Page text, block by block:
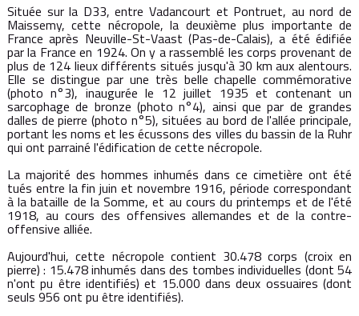
Située sur la D33, entre Vadancourt et Pontruet, au nord de
Maissemy, cette nécropole, la deuxième plus importante de
France après Neuville-St-Vaast (Pas-de-Calais), a été édifiée
par la France en 1924. On y a rassemblé les corps provenant de
plus de 124 lieux différents situés jusqu'à 30 km aux alentours.
Elle se distingue par une très belle chapelle commémorative
(photo n°3), inaugurée le 12 juillet 1935 et contenant un
sarcophage de bronze (photo n°4), ainsi que par de grandes
dalles de pierre (photo n°5), situées au bord de l'allée principale,
portant les noms et les écussons des villes du bassin de la Ruhr
qui ont parrainé l'édification de cette nécropole.
La majorité des hommes inhumés dans ce cimetière ont été
tués entre la fin juin et novembre 1916, période correspondant
à la bataille de la Somme, et au cours du printemps et de l'été
1918, au cours des offensives allemandes et de la contre-
offensive alliée.
Aujourd'hui, cette nécropole contient 30.478 corps (croix en
pierre) : 15.478 inhumés dans des tombes individuelles (dont 54
n'ont pu être identifiés) et 15.000 dans deux ossuaires (dont
seuls 956 ont pu être identifiés).